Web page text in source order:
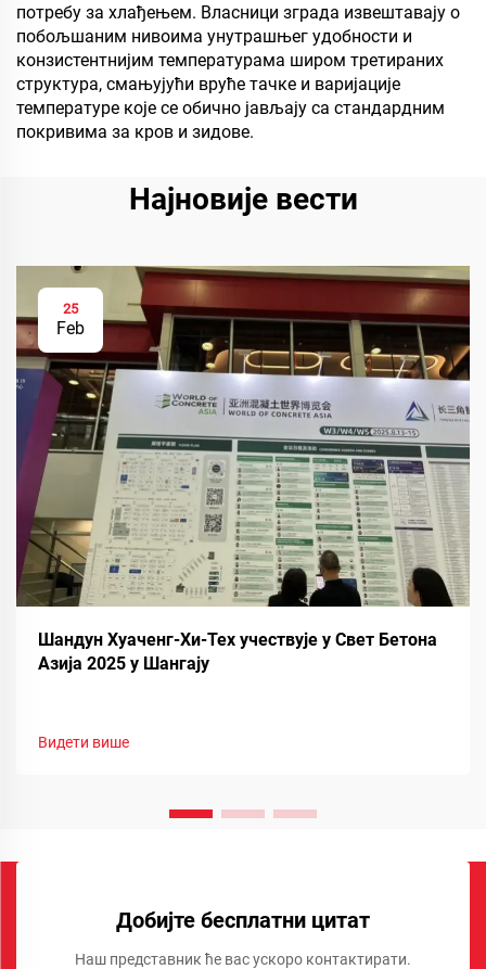
потребу за хлађењем. Власници зграда извештавају о
побољшаним нивоима унутрашњег удобности и
конзистентнијим температурама широм третираних
структура, смањујући вруће тачке и варијације
температуре које се обично јављају са стандардним
покривима за кров и зидове.
Најновије вести
25
Feb
Шандун Хуаченг-Хи-Тех учествује у Свет Бетона
Азија 2025 у Шангају
Видети више
Добијте бесплатни цитат
Наш представник ће вас ускоро контактирати.